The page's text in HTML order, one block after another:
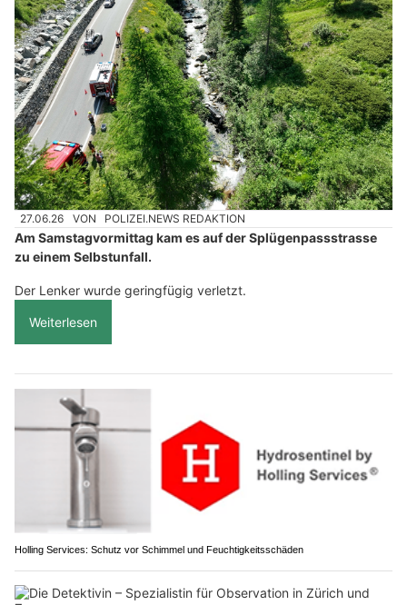
27.06.26 VON POLIZEI.NEWS REDAKTION
Am Samstagvormittag kam es auf der Splügenpassstrasse
zu einem Selbstunfall.
Der Lenker wurde geringfügig verletzt.
Weiterlesen
Holling Services: Schutz vor Schimmel und Feuchtigkeitsschäden